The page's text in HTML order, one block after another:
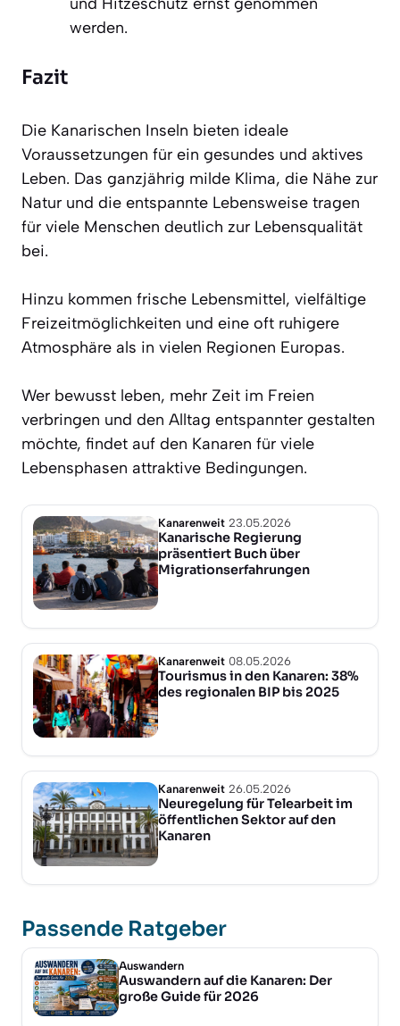
werden.
Fazit
Die Kanarischen Inseln bieten ideale
Voraussetzungen für ein gesundes und aktives
Leben. Das ganzjährig milde Klima, die Nähe zur
Natur und die entspannte Lebensweise tragen
für viele Menschen deutlich zur Lebensqualität
bei.
Hinzu kommen frische Lebensmittel, vielfältige
Freizeitmöglichkeiten und eine oft ruhigere
Atmosphäre als in vielen Regionen Europas.
Wer bewusst leben, mehr Zeit im Freien
verbringen und den Alltag entspannter gestalten
möchte, findet auf den Kanaren für viele
Lebensphasen attraktive Bedingungen.
Kanarenweit 23.05.2026
Kanarische Regierung
präsentiert Buch über
Migrationserfahrungen
Kanarenweit 08.05.2026
Tourismus in den Kanaren: 38%
des regionalen BIP bis 2025
Kanarenweit 26.05.2026
Neuregelung für Telearbeit im
öffentlichen Sektor auf den
Kanaren
Passende Ratgeber
Auswandern
Auswandern auf die Kanaren: Der
große Guide für 2026